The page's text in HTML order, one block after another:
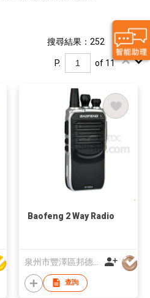
搜尋結果：252
P. of 11
Baofeng 2 Way Radio
泉州市豐澤區邦德通訊有限公司
查詢